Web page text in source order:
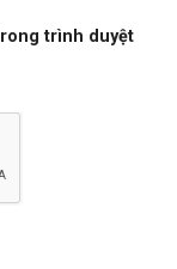
trình duyệt